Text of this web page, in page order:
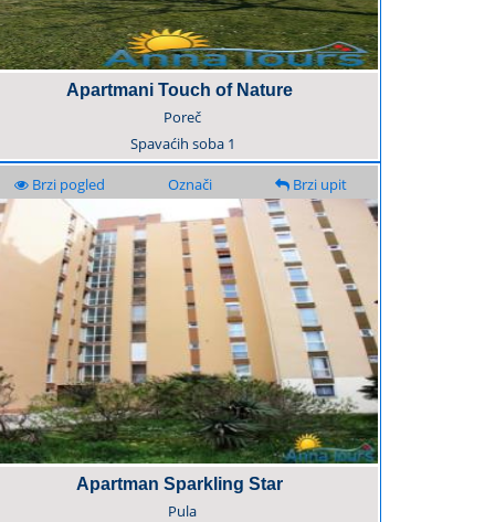
Apartmani Touch of Nature
Poreč
Spavaćih soba 1
Brzi pogled Označi Brzi upit
Apartman Sparkling Star
Pula